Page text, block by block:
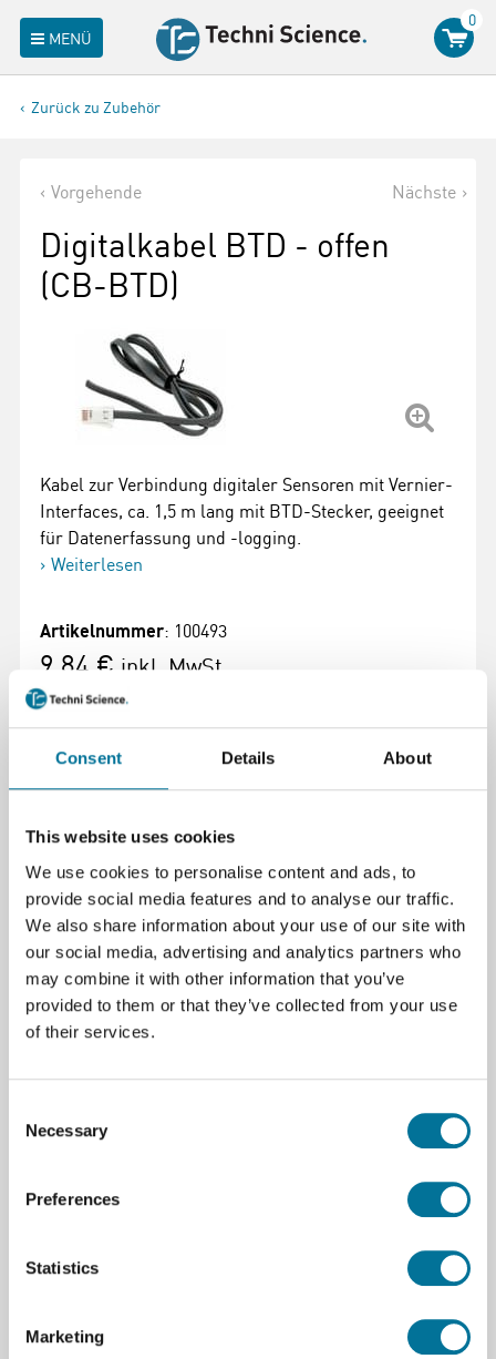
Consent Details About
This website uses cookies
We use cookies to personalise content and ads, to
provide social media features and to analyse our traffic.
We also share information about your use of our site with
our social media, advertising and analytics partners who
may combine it with other information that you’ve
provided to them or that they’ve collected from your use
of their services.
Selection
Necessary
Preferences
Statistics
Marketing
MENÜ
0
Zurück zu Zubehör
Vorgehende Nächste
Digitalkabel BTD - offen
(CB-BTD)
Kabel zur Verbindung digitaler Sensoren mit Vernier-
Interfaces, ca. 1,5 m lang mit BTD-Stecker, geeignet
für Datenerfassung und -logging.
Weiterlesen
Artikelnummer: 100493
9,84 € inkl. MwSt.
Zum Warenkorb hinzufügen
Seite drucken
Beschreibung
Spezifikationen